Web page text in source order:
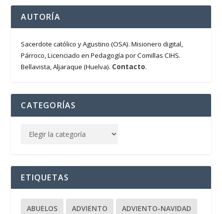
AUTORÍA
Sacerdote católico y Agustino (OSA). Misionero digital,
Párroco, Licenciado en Pedagogía por Comillas CIHS.
Bellavista, Aljaraque (Huelva). Contacto.
CATEGORÍAS
ETIQUETAS
ABUELOS ADVIENTO ADVIENTO-NAVIDAD